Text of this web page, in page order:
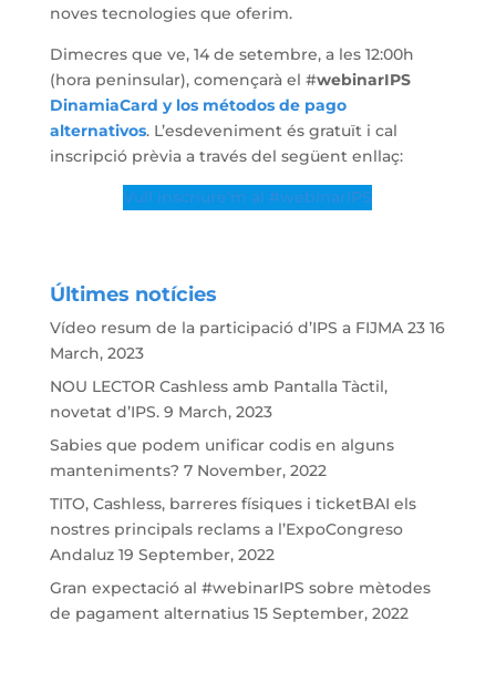
noves tecnologies que oferim.
Dimecres que ve, 14 de setembre, a les 12:00h
(hora peninsular), començarà el #webinarIPS
DinamiaCard y los métodos de pago
alternativos. L’esdeveniment és gratuït i cal
inscripció prèvia a través del següent enllaç:
Vull inscriure’m al #webinarIPS
Últimes notícies
Vídeo resum de la participació d’IPS a FIJMA 23 16
March, 2023
NOU LECTOR Cashless amb Pantalla Tàctil,
novetat d’IPS. 9 March, 2023
Sabies que podem unificar codis en alguns
manteniments? 7 November, 2022
TITO, Cashless, barreres físiques i ticketBAI els
nostres principals reclams a l’ExpoCongreso
Andaluz 19 September, 2022
Gran expectació al #webinarIPS sobre mètodes
de pagament alternatius 15 September, 2022